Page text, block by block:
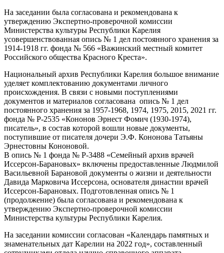
На заседании была согласована и рекомендована к
утверждению Экспертно-проверочной комиссии
Министерства культуры Республики Карелия
усовершенствованная опись № 1 дел постоянного хранения за
1914-1918 гг. фонда № 566 «Важинский местный комитет
Российского общества Красного Креста».
Национальный архив Республики Карелия большое внимание
уделяет комплектованию документами личного
происхождения. В связи с новыми поступлениями
документов и материалов согласована опись № 1 дел
постоянного хранения за 1957-1968, 1974, 1975, 2015, 2021 гг.
фонда № Р-2535 «Кононов Эрнест Фомич (1930-1974),
писатель», в состав которой вошли новые документы,
поступившие от писателя дочери Э.Ф. Кононова Татьяны
Эрнестовны Кононовой.
В опись № 1 фонда № Р-3488 «Семейный архив врачей
Иссерсон-Барановых» включены предоставленные Людмилой
Васильевной Барановой документы о жизни и деятельности
Давида Марковича Иссерсона, основателя династии врачей
Иссерсон-Барановых. Подготовленная опись № 1
(продолжение) была согласована и рекомендована к
утверждению Экспертно-проверочной комиссии
Министерства культуры Республики Карелия.
На заседании комиссии согласован «Календарь памятных и
знаменательных дат Карелии на 2022 год», составленный